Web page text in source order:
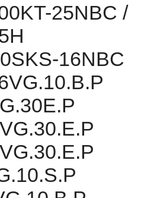
25NBC /
16NBC